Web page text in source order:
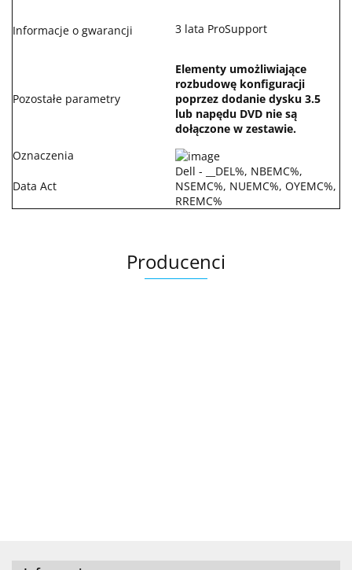
Informacje o gwarancji 3 lata ProSupport
Pozostałe parametry
Elementy umożliwiające
rozbudowę konfiguracji
poprzez dodanie dysku 3.5
lub napędu DVD nie są
dołączone w zestawie.
Oznaczenia
Data Act
Dell - __DEL%, NBEMC%,
NSEMC%, NUEMC%, OYEMC%,
RREMC%
Producenci